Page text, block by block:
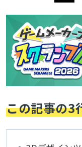
この記事の3